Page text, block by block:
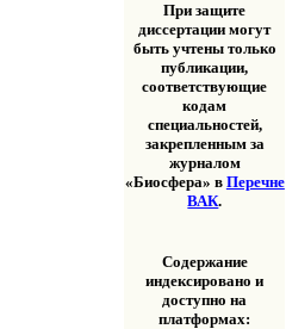
При защите
диссертации могут
быть учтены только
публикации,
соответствующие
кодам
специальностей,
закрепленным за
журналом
«Биосфера» в Перечне
ВАК.
Содержание
индексировано и
доступно на
платформах: